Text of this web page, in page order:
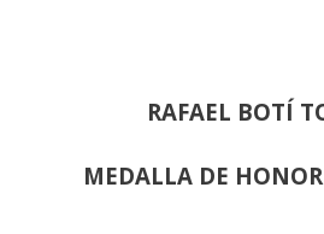
RAFAEL BOTÍ
MEDALLA DE